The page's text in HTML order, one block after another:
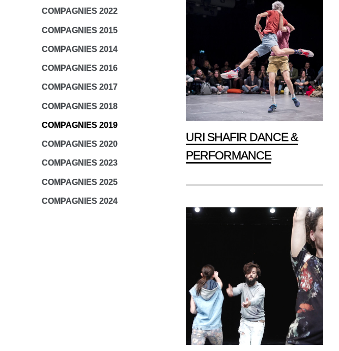
COMPAGNIES 2022
COMPAGNIES 2015
COMPAGNIES 2014
COMPAGNIES 2016
COMPAGNIES 2017
COMPAGNIES 2018
COMPAGNIES 2019
COMPAGNIES 2020
COMPAGNIES 2023
COMPAGNIES 2025
COMPAGNIES 2024
URI SHAFIR DANCE &
PERFORMANCE